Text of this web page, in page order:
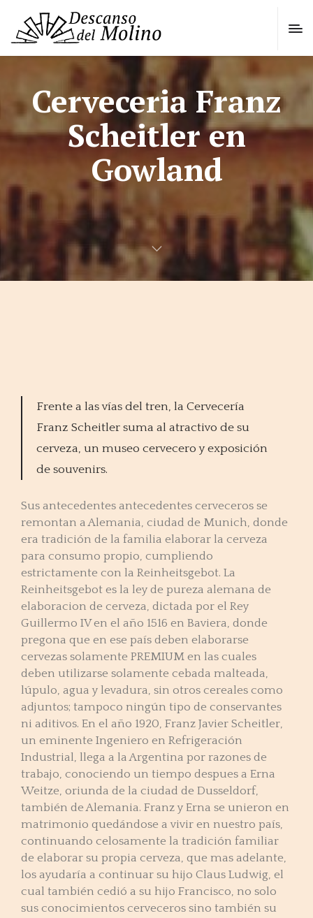
Cerveceria Franz
Scheitler en
Gowland
Frente a las vías del tren, la Cervecería
Franz Scheitler suma al atractivo de su
cerveza, un museo cervecero y exposición
de souvenirs.
Sus antecedentes antecedentes cerveceros se
remontan a Alemania, ciudad de Munich, donde
era tradición de la familia elaborar la cerveza
para consumo propio, cumpliendo
estrictamente con la Reinheitsgebot. La
Reinheitsgebot es la ley de pureza alemana de
elaboracion de cerveza, dictada por el Rey
Guillermo IV en el año 1516 en Baviera, donde
pregona que en ese país deben elaborarse
cervezas solamente PREMIUM en las cuales
deben utilizarse solamente cebada malteada,
lúpulo, agua y levadura, sin otros cereales como
adjuntos; tampoco ningún tipo de conservantes
ni aditivos. En el año 1920, Franz Javier Scheitler,
un eminente Ingeniero en Refrigeración
Industrial, llega a la Argentina por razones de
trabajo, conociendo un tiempo despues a Erna
Weitze, oriunda de la ciudad de Dusseldorf,
también de Alemania. Franz y Erna se unieron en
matrimonio quedándose a vivir en nuestro país,
continuando celosamente la tradición familiar
de elaborar su propia cerveza, que mas adelante,
los ayudaría a continuar su hijo Claus Ludwig, el
cual también cedió a su hijo Francisco, no solo
sus conocimientos cerveceros sino también su